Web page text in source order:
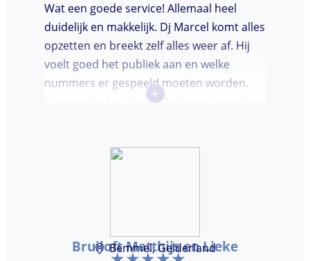
Wat een goede service! Allemaal heel
duidelijk en makkelijk. Dj Marcel komt alles
opzetten en breekt zelf alles weer af. Hij
voelt goed het publiek aan en welke
nummers er gespeeld moeten worden.
Het maakte het feestje helemaal compleet
+
Bruiloft Matthijs en Lieke
Bemmel, Gelderland